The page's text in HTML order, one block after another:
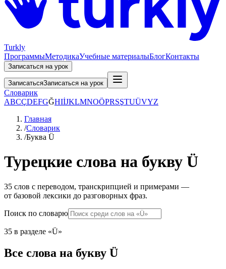
Turkly
ПрограммыМетодикаУчебные материалыБлогКонтакты
Записаться на урок
ЗаписатьсяЗаписаться на урок
Словарик
ABCÇDEFGĞHIİJKLMNOÖPRSŞTUÜVYZ
Главная
/Словарик
/Буква Ü
Турецкие слова на букву Ü
35 слов с переводом, транскрипцией и примерами —
от базовой лексики до разговорных фраз.
Поиск по словарю
35 в разделе «Ü»
Все слова на букву Ü